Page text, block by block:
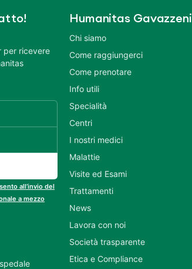
per ricevere
all’invio del
a mezzo
Humanitas Gavazzeni
Chi siamo
Come raggiungerci
Come prenotare
Info utili
Specialità
Centri
I nostri medici
Malattie
Visite ed Esami
Trattamenti
News
Lavora con noi
Società trasparente
Etica e Compliance